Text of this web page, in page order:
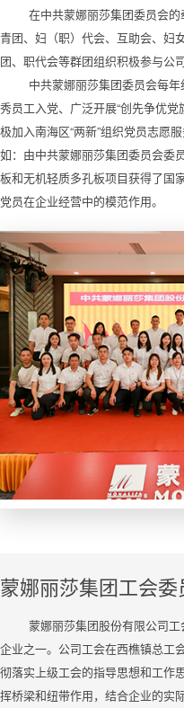
在中共蒙娜丽莎集团委员会的
青团、妇（职）代会、互助会、妇
团、职代会等群团组织积极参与公
中共蒙娜丽莎集团委员会每年
秀员工入党、广泛开展“创先争优
极加入南海区“两新”组织党员志愿
如：由中共蒙娜丽莎集团委员会委
板和无机轻质多孔板项目获得了国
党员在企业经营中的模范作用。
蒙娜丽莎集团工会委
蒙娜丽莎集团股份有限公司工
企业之一。公司工会在西樵镇总工
彻落实上级工会的指导思想和工作
挥桥梁和纽带作用，结合企业的实